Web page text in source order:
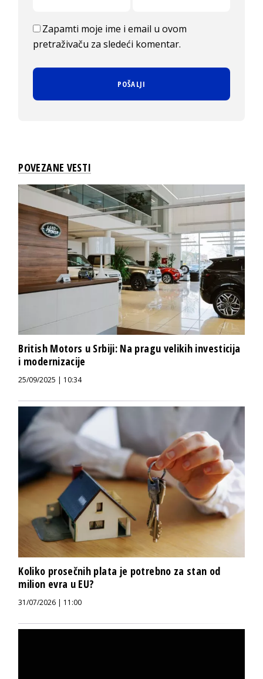
Zapamti moje ime i email u ovom
pretraživaču za sledeći komentar.
POVEZANE VESTI
British Motors u Srbiji: Na pragu velikih investicija
i modernizacije
25/09/2025 | 10:34
Koliko prosečnih plata je potrebno za stan od
milion evra u EU?
31/07/2026 | 11:00